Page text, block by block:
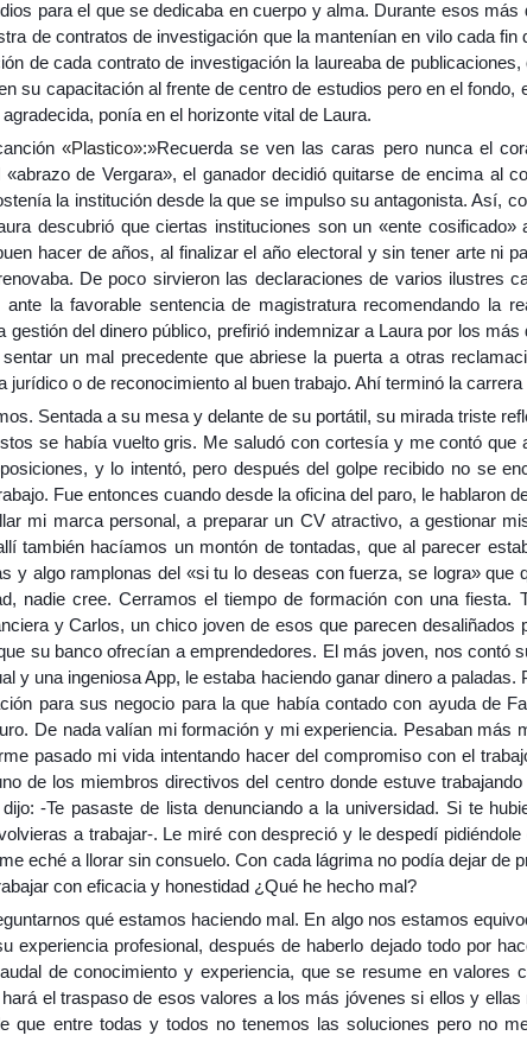
para el que se dedicaba en cuerpo y alma. Durante esos
de contratos de investigación que la mantenían en vilo cada
de cada contrato de investigación la laureaba de
su capacitación al frente de centro de estudios pero en el fondo,
ponía en el horizonte vital de Laura.
«Plastico»:»Recuerda se ven las caras pero nunca el
de Vergara», el ganador decidió quitarse de encima al
la institución desde la que se impulso su antagonista. Así,
descubrió que ciertas instituciones son un «ente
hacer de años, al finalizar el año electoral y sin tener arte ni
De poco sirvieron las declaraciones de varios ilustres
la favorable sentencia de magistratura recomendando la
gestión del dinero público, prefirió indemnizar a Laura por los
un mal precedente que abriese la puerta a otras
jurídico o de reconocimiento al buen trabajo. Ahí terminó la carrera
Sentada a su mesa y delante de su portátil, su mirada triste
se había vuelto gris. Me saludó con cortesía y me contó que
y lo intentó, pero después del golpe recibido no se
Fue entonces cuando desde la oficina del paro, le hablaron
mi marca personal, a preparar un CV atractivo, a gestionar
también hacíamos un montón de tontadas, que al parecer
y algo ramplonas del «si tu lo deseas con fuerza, se logra» que
nadie cree. Cerramos el tiempo de formación con una fiesta.
y Carlos, un chico joven de esos que parecen
su banco ofrecían a emprendedores. El más joven, nos contó
y una ingeniosa App, le estaba haciendo ganar dinero a
para sus negocio para la que había contado con ayuda de
De nada valían mi formación y mi experiencia. Pesaban más
pasado mi vida intentando hacer del compromiso con el
de los miembros directivos del centro donde estuve
-Te pasaste de lista denunciando a la universidad. Si te
a trabajar-. Le miré con despreció y le despedí
eché a llorar sin consuelo. Con cada lágrima no podía dejar de
con eficacia y honestidad ¿Qué he hecho mal?
qué estamos haciendo mal. En algo nos estamos
experiencia profesional, después de haberlo dejado todo por
de conocimiento y experiencia, que se resume en valores
el traspaso de esos valores a los más jóvenes si ellos y
que entre todas y todos no tenemos las soluciones pero no